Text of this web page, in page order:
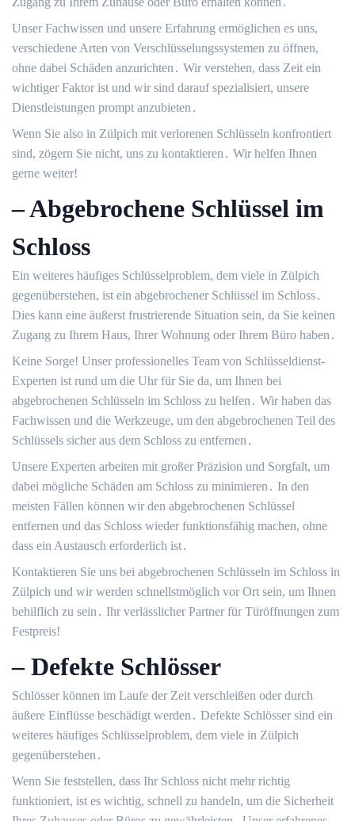
Unser Fachwissen und unsere Erfahrung ermöglichen es uns,
verschiedene Arten von Verschlüsselungssystemen zu öffnen,
ohne dabei Schäden anzurichten․ Wir verstehen, dass Zeit ein
wichtiger Faktor ist und wir sind darauf spezialisiert, unsere
Dienstleistungen prompt anzubieten․
Wenn Sie also in Zülpich mit verlorenen Schlüsseln konfrontiert
sind, zögern Sie nicht, uns zu kontaktieren․ Wir helfen Ihnen
gerne weiter!​
– Abgebrochene Schlüssel im
Schloss
Ein weiteres häufiges Schlüsselproblem, dem viele in Zülpich
gegenüberstehen, ist ein abgebrochener Schlüssel im Schloss․
Dies kann eine äußerst frustrierende Situation sein, da Sie keinen
Zugang zu Ihrem Haus, Ihrer Wohnung oder Ihrem Büro haben․
Keine Sorge!​ Unser professionelles Team von Schlüsseldienst-
Experten ist rund um die Uhr für Sie da, um Ihnen bei
abgebrochenen Schlüsseln im Schloss zu helfen․ Wir haben das
Fachwissen und die Werkzeuge, um den abgebrochenen Teil des
Schlüssels sicher aus dem Schloss zu entfernen․
Unsere Experten arbeiten mit großer Präzision und Sorgfalt, um
dabei mögliche Schäden am Schloss zu minimieren․ In den
meisten Fällen können wir den abgebrochenen Schlüssel
entfernen und das Schloss wieder funktionsfähig machen, ohne
dass ein Austausch erforderlich ist․
Kontaktieren Sie uns bei abgebrochenen Schlüsseln im Schloss in
Zülpich und wir werden schnellstmöglich vor Ort sein, um Ihnen
behilflich zu sein․ Ihr verlässlicher Partner für Türöffnungen zum
Festpreis!​
– Defekte Schlösser
Schlösser können im Laufe der Zeit verschleißen oder durch
äußere Einflüsse beschädigt werden․ Defekte Schlösser sind ein
weiteres häufiges Schlüsselproblem, dem viele in Zülpich
gegenüberstehen․
Wenn Sie feststellen, dass Ihr Schloss nicht mehr richtig
funktioniert, ist es wichtig, schnell zu handeln, um die Sicherheit